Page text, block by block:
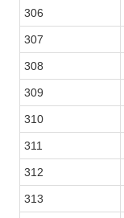
306
307
308
309
310
311
312
313